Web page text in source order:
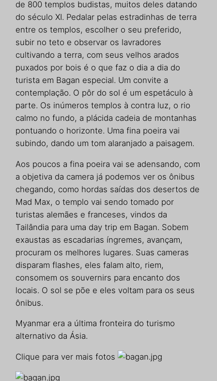
de 800 templos budistas, muitos deles datando
do século XI. Pedalar pelas estradinhas de terra
entre os templos, escolher o seu preferido,
subir no teto e observar os lavradores
cultivando a terra, com seus velhos arados
puxados por bois é o que faz o dia a dia do
turista em Bagan especial. Um convite a
contemplação. O pôr do sol é um espetáculo à
parte. Os inúmeros templos à contra luz, o rio
calmo no fundo, a plácida cadeia de montanhas
pontuando o horizonte. Uma fina poeira vai
subindo, dando um tom alaranjado a paisagem.
Aos poucos a fina poeira vai se adensando, com
a objetiva da camera já podemos ver os ônibus
chegando, como hordas saídas dos desertos de
Mad Max, o templo vai sendo tomado por
turistas alemães e franceses, vindos da
Tailândia para uma day trip em Bagan. Sobem
exaustas as escadarias íngremes, avançam,
procuram os melhores lugares. Suas cameras
disparam flashes, eles falam alto, riem,
consomem os souvernirs para encanto dos
locais. O sol se põe e eles voltam para os seus
ônibus.
Myanmar era a última fronteira do turismo
alternativo da Ásia.
Clique para ver mais fotos